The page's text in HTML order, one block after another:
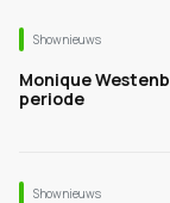
Shownieuws
Monique
periode
Shownieuws